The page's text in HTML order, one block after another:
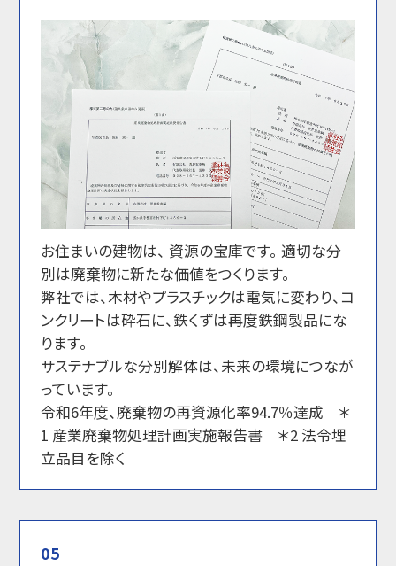
お住まいの建物は、 資源の宝庫です。 適切な分
別は廃棄物に新たな価値をつくります。
弊社では、木材やプラスチックは電気に変わり、コ
ンクリートは砕石に、鉄くずは再度鉄鋼製品にな
ります。
サステナブルな分別解体は、未来の環境につなが
っています。
令和6年度、廃棄物の再資源化率94.7％達成 ＊
1 産業廃棄物処理計画実施報告書 ＊2 法令埋
立品目を除く
05